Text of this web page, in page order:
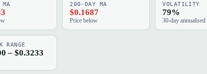
200-DAY MA
$0.1687
Price below
VOLATILITY
79%
30-day annualised
RANGE
– $0.3233